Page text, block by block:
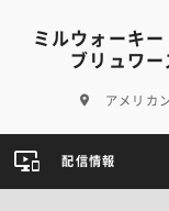
ミルウォーキー
ブリュワー
アメリカ
配信情報